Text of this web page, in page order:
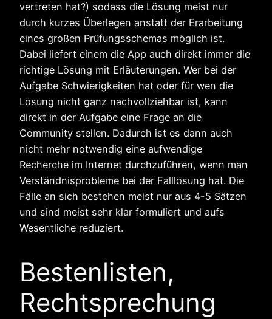
vertreten hat?) sodass die Lösung meist nur
durch kurzes Überlegen anstatt der Erarbeitung
eines großen Prüfungsschemas möglich ist.
Dabei liefert einem die App auch direkt immer die
richtige Lösung mit Erläuterungen. Wer bei der
Aufgabe Schwierigkeiten hat oder für wen die
Lösung nicht ganz nachvollziehbar ist, kann
direkt in der Aufgabe eine Frage an die
Community stellen. Dadurch ist es dann auch
nicht mehr notwendig eine aufwendige
Recherche im Internet durchzuführen, wenn man
Verständnisprobleme bei der Falllösung hat. Die
Fälle an sich bestehen meist nur aus 4-5 Sätzen
und sind meist sehr klar formuliert und aufs
Wesentliche reduziert.
Bestenlisten,
Rechtsprechung